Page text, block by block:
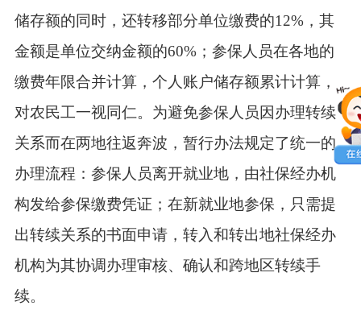
储存额的同时，还转移部分单位缴费的12%，其
金额是单位交纳金额的60%；参保人员在各地的
缴费年限合并计算，个人账户储存额累计计算，
对农民工一视同仁。为避免参保人员因办理转续
关系而在两地往返奔波，暂行办法规定了统一的
办理流程：参保人员离开就业地，由社保经办机
构发给参保缴费凭证；在新就业地参保，只需提
出转续关系的书面申请，转入和转出地社保经办
机构为其协调办理审核、确认和跨地区转续手
续。